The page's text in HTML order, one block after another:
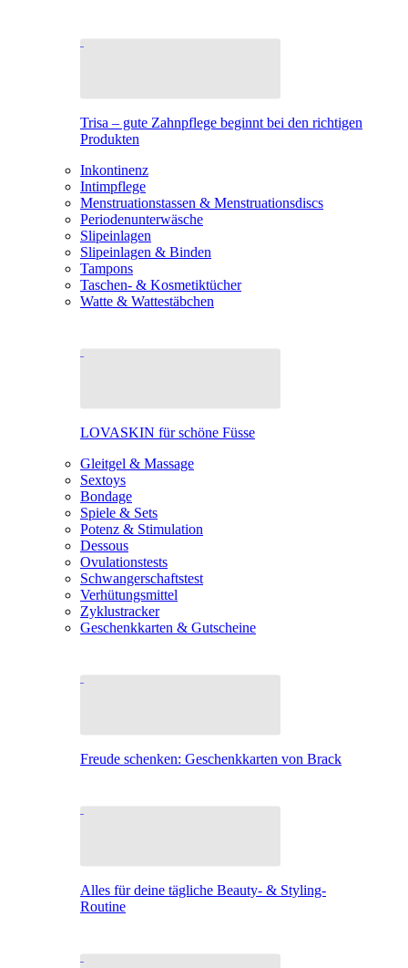
Trisa – gute Zahnpflege beginnt bei den richtigen
Produkten
Inkontinenz
Intimpflege
Menstruationstassen & Menstruationsdiscs
Periodenunterwäsche
Slipeinlagen
Slipeinlagen & Binden
Tampons
Taschen- & Kosmetiktücher
Watte & Wattestäbchen
LOVASKIN für schöne Füsse
Gleitgel & Massage
Sextoys
Bondage
Spiele & Sets
Potenz & Stimulation
Dessous
Ovulationstests
Schwangerschaftstest
Verhütungsmittel
Zyklustracker
Geschenkkarten & Gutscheine
Freude schenken: Geschenkkarten von Brack
Alles für deine tägliche Beauty- & Styling-
Routine